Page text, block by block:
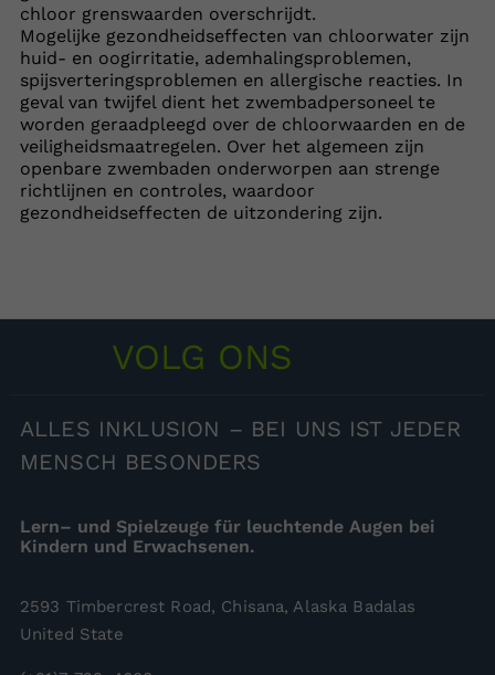
chloor grenswaarden overschrijdt.
Mogelijke gezondheidseffecten van chloorwater zijn
huid- en oogirritatie, ademhalingsproblemen,
spijsverteringsproblemen en allergische reacties. In
geval van twijfel dient het zwembadpersoneel te
worden geraadpleegd over de chloorwaarden en de
veiligheidsmaatregelen. Over het algemeen zijn
openbare zwembaden onderworpen aan strenge
richtlijnen en controles, waardoor
gezondheidseffecten de uitzondering zijn.
VOLG ONS
ALLES INKLUSION – BEI UNS IST JEDER
MENSCH BESONDERS
Lern– und Spielzeuge für leuchtende Augen bei
Kindern und Erwachsenen.
2593 Timbercrest Road, Chisana, Alaska Badalas
United State